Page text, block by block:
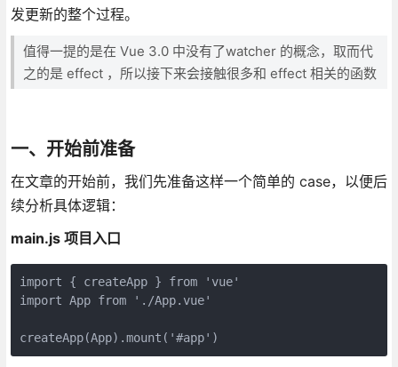
发更新的整个过程。
值得一提的是在 Vue 3.0 中没有了watcher 的概念，取而代
之的是 effect ，所以接下来会接触很多和 effect 相关的函数
一、开始前准备
在文章的开始前，我们先准备这样一个简单的 case，以便后
续分析具体逻辑：
main.js 项目入口
import { createApp } from 'vue'
import App from './App.vue'
createApp(App).mount('#app')